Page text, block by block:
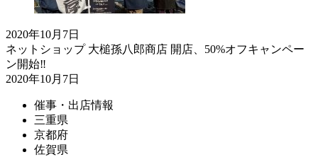
2020年10月7日
ネットショップ 大槌孫八郎商店 開店、50%オフキャンペー
ン開始‼
2020年10月7日
催事・出店情報
三重県
京都府
佐賀県